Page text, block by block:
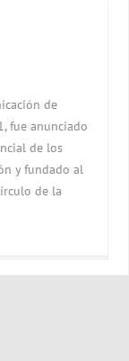
de
fue anunciado
de los
y fundado al
de la